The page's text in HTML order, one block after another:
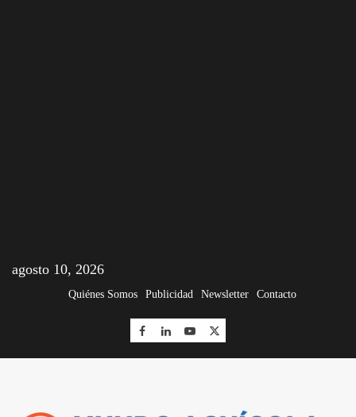
agosto 10, 2026
Quiénes Somos Publicidad Newsletter Contacto